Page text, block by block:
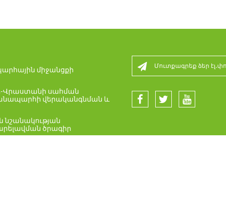
միջանցքի
Վրաստանի սահման
վերականգնման և
ծրագիր